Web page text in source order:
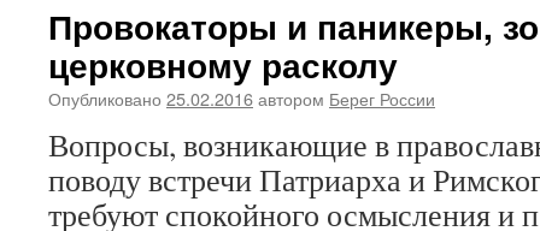
встрече
Патриарха
Папы:
«Рога
не
Провокаторы и паникеры,
церковному расколу
Опубликовано 25.02.2016автором Берег России
Вопросы, возникающие в
поводу встречи Патриарха и
требуют спокойного осмысления и